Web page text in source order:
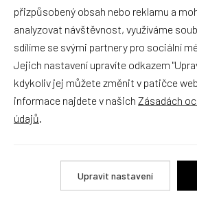
Recenze
Produkt zatím nemá žádné
Přidat hodnocení
přizpůsobený obsah nebo reklamu a
analyzovat návštěvnost, využíváme
sdílíme se svými partnery pro sociální
Jejich nastavení upravíte odkazem
kdykoliv jej můžete změnit v patičce
informace najdete v našich Zásadách
údajů
Upravit nastavení